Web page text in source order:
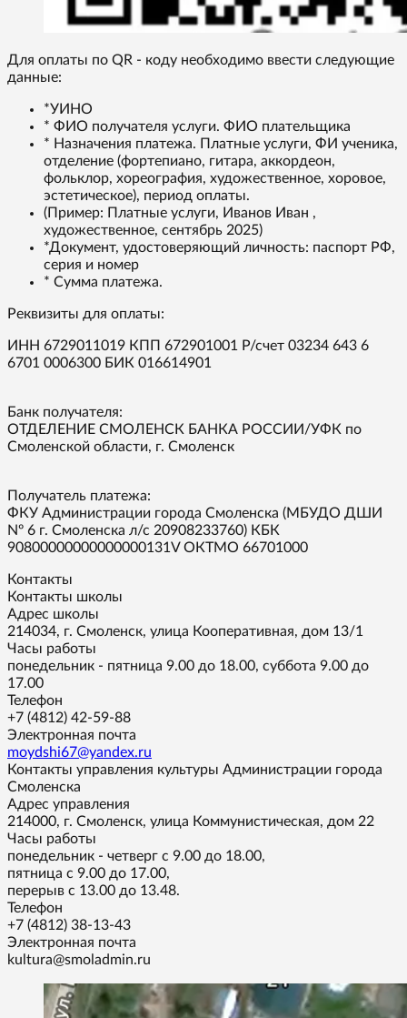
Для оплаты по QR - коду необходимо ввести следующие
данные:
*УИНО
* ФИО получателя услуги. ФИО плательщика
* Назначения платежа. Платные услуги, ФИ ученика,
отделение (фортепиано, гитара, аккордеон,
фольклор, хореография, художественное, хоровое,
эстетическое), период оплаты.
(Пример: Платные услуги, Иванов Иван ,
художественное, сентябрь 2025)
*Документ, удостоверяющий личность: паспорт РФ,
серия и номер
* Сумма платежа.
Реквизиты для оплаты:
ИНН 6729011019 КПП 672901001 Р/счет 03234 643 6
6701 0006300 БИК 016614901
Банк получателя:
ОТДЕЛЕНИЕ СМОЛЕНСК БАНКА РОССИИ/УФК по
Смоленской области, г. Смоленск
Получатель платежа:
ФКУ Администрации города Смоленска (МБУДО ДШИ
Nº 6 г. Смоленска л/с 20908233760) КБК
90800000000000000131V ОКТМО 66701000
Контакты
Контакты школы
Адрес школы
214034, г. Смоленск, улица Кооперативная, дом 13/1
Часы работы
понедельник - пятница 9.00 до 18.00, суббота 9.00 до
17.00
Телефон
+7 (4812) 42-59-88
Электронная почта
moydshi67@yandex.ru
Контакты управления культуры Администрации города
Смоленска
Адрес управления
214000, г. Смоленск, улица Коммунистическая, дом 22
Часы работы
понедельник - четверг с 9.00 до 18.00,
пятница с 9.00 до 17.00,
перерыв с 13.00 до 13.48.
Телефон
+7 (4812) 38-13-43
Электронная почта
kultura@smoladmin.ru